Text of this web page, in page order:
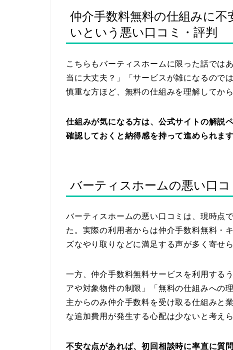
仲介手数料無料の仕組みに
いという悪い口コミ・評判
こちらもバーティスホームに限った話では
当に大丈夫？」「サービスが雑になるので
慎重な方ほど、無料の仕組みを理解してか
仕組みが気になる方は、公式サイトの解説
確認しておくと納得感を持って進められます
バーティスホームの悪い口
バーティスホームの悪い口コミは、現時点
た。実際の利用者からは仲介手数料無料・
ズなやり取りなどに満足する声が多く寄せ
一方、仲介手数料無料サービスを利用する
アや対象物件の制限」「無料の仕組みへの
主からのみ仲介手数料を受け取る仕組みと
な追加費用が発生する心配は少ないと考えら
不安な点があれば、初回相談時に率直に質